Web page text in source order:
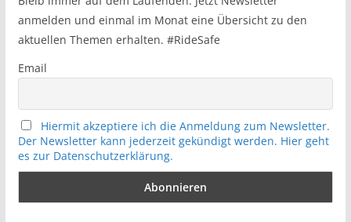
anmelden und einmal im Monat eine Übersicht zu den
aktuellen Themen erhalten. #RideSafe
Email
Hiermit akzeptiere ich die Anmeldung zum Newsletter.
Der Newsletter kann jederzeit gekündigt werden. Hier geht
es zur Datenschutzerklärung.